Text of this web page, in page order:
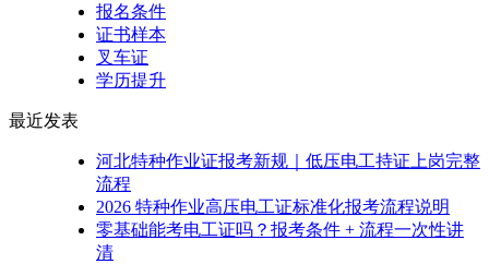
报名条件
证书样本
叉车证
学历提升
最近发表
河北特种作业证报考新规｜低压电工持证上岗完整
流程
2026 特种作业高压电工证标准化报考流程说明
零基础能考电工证吗？报考条件 + 流程一次性讲
清